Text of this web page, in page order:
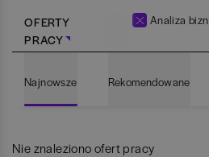
OFERTY
PRACY
Analiza
Najnowsze Rekomendowane
Nie znaleziono ofert pracy